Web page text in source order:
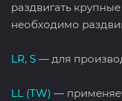
раздвигать
необходимо
LR, S — для
LL (TW) —